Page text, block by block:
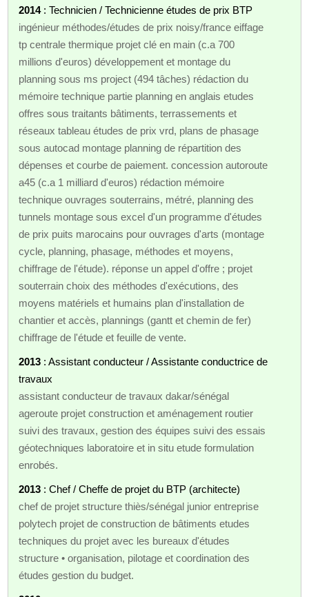
2014: Technicien / Technicienne études de prix BTP
ingénieur méthodes/études de prix noisy/france eiffage
tp centrale thermique projet clé en main (c.a 700
millions d'euros) développement et montage du
planning sous ms project (494 tâches) rédaction du
mémoire technique partie planning en anglais etudes
offres sous traitants bâtiments, terrassements et
réseaux tableau études de prix vrd, plans de phasage
sous autocad montage planning de répartition des
dépenses et courbe de paiement. concession autoroute
a45 (c.a 1 milliard d'euros) rédaction mémoire
technique ouvrages souterrains, métré, planning des
tunnels montage sous excel d'un programme d'études
de prix puits marocains pour ouvrages d'arts (montage
cycle, planning, phasage, méthodes et moyens,
chiffrage de l'étude). réponse un appel d'offre ; projet
souterrain choix des méthodes d'exécutions, des
moyens matériels et humains plan d'installation de
chantier et accès, plannings (gantt et chemin de fer)
chiffrage de l'étude et feuille de vente.
2013 : Assistant conducteur / Assistante conductrice de
travaux
assistant conducteur de travaux dakar/sénégal
ageroute projet construction et aménagement routier
suivi des travaux, gestion des équipes suivi des essais
géotechniques laboratoire et in situ etude formulation
enrobés.
2013 : Chef / Cheffe de projet du BTP (architecte)
chef de projet structure thiès/sénégal junior entreprise
polytech projet de construction de bâtiments etudes
techniques du projet avec les bureaux d'études
structure • organisation, pilotage et coordination des
études gestion du budget.